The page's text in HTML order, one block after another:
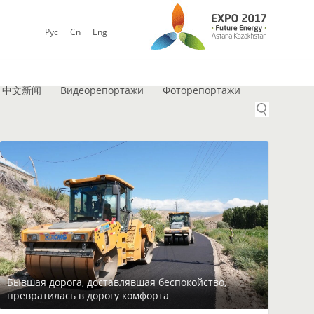
Рус Cn Eng
中文新闻 Видеорепортажи Фоторепортажи
Бывшая дорога, доставлявшая беспокойство,
превратилась в дорогу комфорта